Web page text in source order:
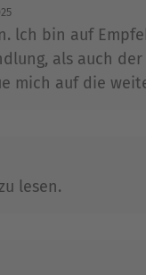
vielen Jahren
lch bin auf
als auch
mich auf die
lesen.